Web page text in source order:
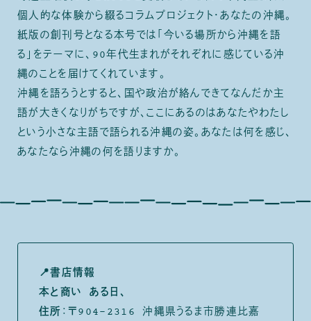
個人的な体験から綴るコラムプロジェクト・あなたの沖縄。
紙版の創刊号となる本号では「今いる場所から沖縄を語
る」をテーマに、90年代生まれがそれぞれに感じている沖
縄のことを届けてくれています。
沖縄を語ろうとすると、国や政治が絡んできてなんだか主
語が大きくなりがちですが、ここにあるのはあなたやわたし
という小さな主語で語られる沖縄の姿。あなたは何を感じ、
あなたなら沖縄の何を語りますか。
📍書店情報
本と商い ある日、
住所：〒904-2316 沖縄県うるま市勝連比嘉